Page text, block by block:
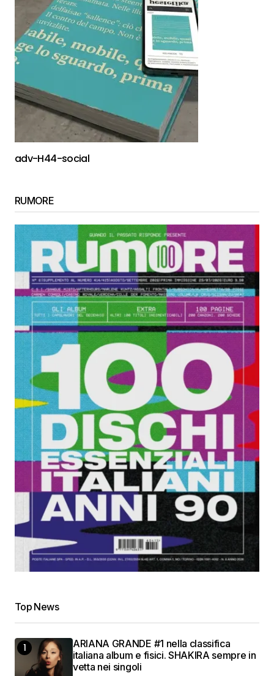
adv-H44-social
RUMORE
Top News
ARIANA GRANDE #1 nella classifica
italiana album e fisici. SHAKIRA sempre in
vetta nei singoli